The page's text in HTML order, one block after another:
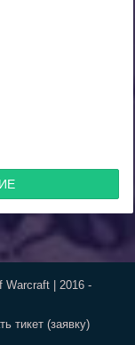
Warcraft | 2016 -
тикет (заявку)